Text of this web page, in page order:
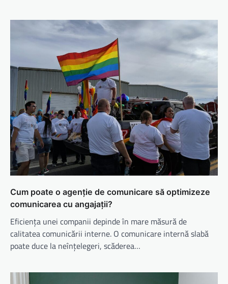
Cum poate o agenție de comunicare să optimizeze
comunicarea cu angajații?
Eficiența unei companii depinde în mare măsură de
calitatea comunicării interne. O comunicare internă slabă
poate duce la neînțelegeri, scăderea…